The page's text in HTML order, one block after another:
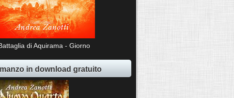
di Aquirama - Giorno
in download gratuito